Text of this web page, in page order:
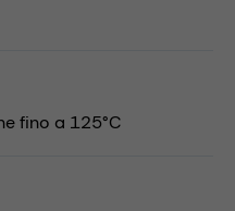
fino a 125°C